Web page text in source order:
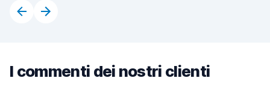
I commenti dei nostri clienti